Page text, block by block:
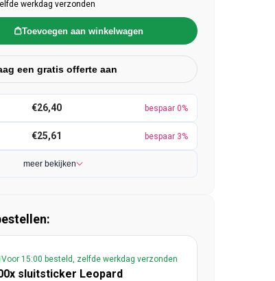
werkdag verzonden
Toevoegen aan winkelwagen
een gratis offerte aan
€26,40 bespaar 0%
€25,61 bespaar 3%
meer bekijken
Voor 15:00 besteld, zelfde werkdag verzonden
sluitsticker Leopard